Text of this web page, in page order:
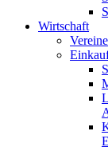
Wirtschaft